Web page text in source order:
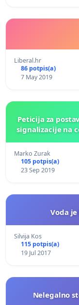
Liberal.hr
86 potpis(a)
7 May 2019
Peticija za
signalizacije na
Marko Zurak
105 potpis(a)
23 Sep 2019
Voda
Silvija Kos
115 potpis(a)
19 Jul 2017
Nelegalno